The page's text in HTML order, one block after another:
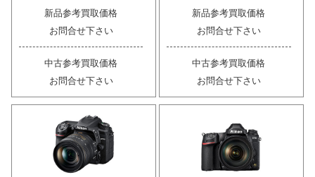
新品参考買取価格
お問合せ下さい
中古参考買取価格
お問合せ下さい
新品参考買取価格
お問合せ下さい
中古参考買取価格
お問合せ下さい